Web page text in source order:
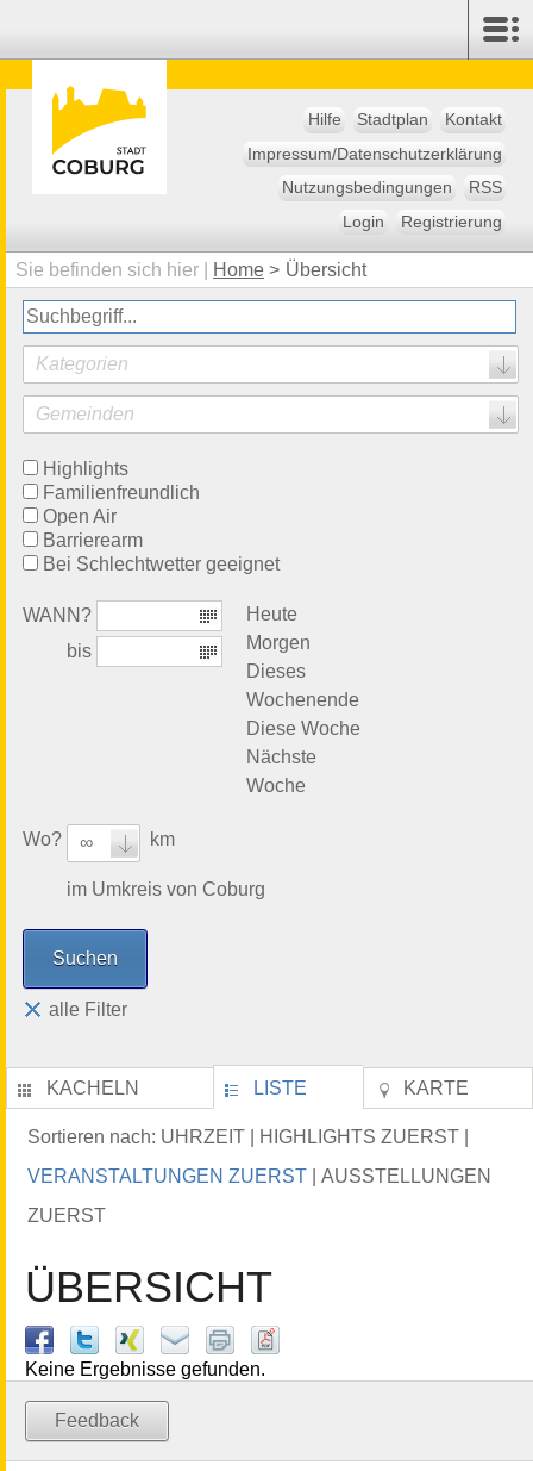
Hilfe Stadtplan
Kontakt
Impressum/Datenschutzerklärung
Nutzungsbedingungen
RSS
Login
Registrierung
Sie befinden sich hier | Home > Übersicht
Kategorien
Gemeinden
Highlights
Familienfreundlich
Open Air
Barrierearm
Bei Schlechtwetter geeignet
WANN?
bis
Heute
Morgen
Dieses
Wochenende
Diese Woche
Nächste
Woche
Wo? ∞ km
im Umkreis von Coburg
alle Filter
KACHELN LISTE KARTE
Sortieren nach: UHRZEIT HIGHLIGHTS ZUERST
VERANSTALTUNGEN ZUERST
AUSSTELLUNGEN
ZUERST
ÜBERSICHT
Keine Ergebnisse gefunden.
Feedback